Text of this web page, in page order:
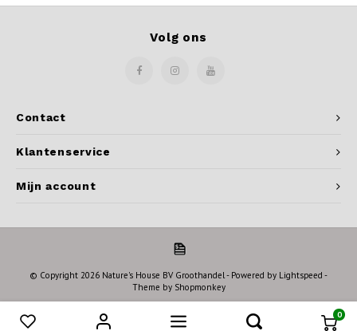
0
Contact
Volg ons
Klantenservice
Mijn account
© Copyright 2026 Nature's House BV Groothandel - Powered by Lightspeed -
Theme by Shopmonkey
Vergelijk producten 0